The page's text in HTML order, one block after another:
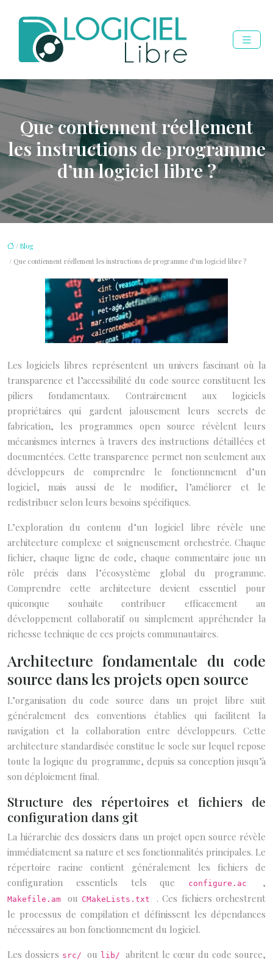
Que contiennent réellement
les instructions de programme
d’un logiciel libre ?
/ Blog
/ Que contiennent réellement les instructions de programme d’un logiciel libre ?
Les logiciels libres représentent un univers fascinant où la
transparence et l’accessibilité du code source constituent les
piliers fondamentaux. Contrairement aux logiciels
propriétaires qui gardent jalousement leurs secrets de
fabrication, les programmes open source révèlent leurs
mécanismes internes à travers des instructions détaillées et
documentées. Cette transparence permet non seulement aux
développeurs de comprendre le fonctionnement d’un
logiciel, mais aussi de le modifier, l’améliorer et le
redistribuer selon leurs besoins spécifiques.
L’exploration du contenu d’un logiciel libre révèle une
architecture complexe et soigneusement orchestrée. Chaque
fichier, chaque ligne de code, chaque commentaire joue un
rôle précis dans l’écosystème global du programme.
Comprendre cette architecture devient essentiel pour
quiconque souhaite contribuer efficacement au
développement collaboratif ou simplement appréhender la
richesse technique de ces projets communautaires.
Architecture fondamentale du code
source dans les projets open source
L’organisation du code source dans un projet libre suit
généralement des conventions établies qui facilitent la
navigation et la collaboration entre développeurs. Cette
architecture standardisée constitue le socle sur lequel repose
toute la logique du programme, depuis sa conception jusqu’à
son déploiement final.
Structure des répertoires et fichiers de
configuration dans git
La hiérarchie des dossiers dans un projet open source révèle
immédiatement sa nature et ses fonctionnalités principales. Le
répertoire racine contient généralement les fichiers de
configuration essentiels tels que
configure.ac ,
Makefile.am ou CMakeLists.txt . Ces fichiers orchestrent
le processus de compilation et définissent les dépendances
nécessaires au bon fonctionnement du logiciel.
Les dossiers src/ ou lib/ abritent le cœur du code source,